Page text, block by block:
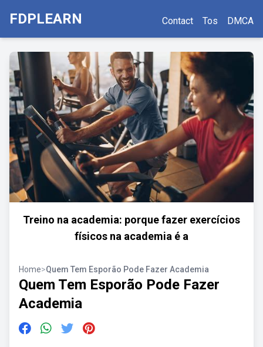
FDPLEARN Contact Tos DMCA
Treino na academia: porque fazer exercícios
físicos na academia é a
Home>Quem Tem Esporão Pode Fazer Academia
Quem Tem Esporão Pode Fazer
Academia